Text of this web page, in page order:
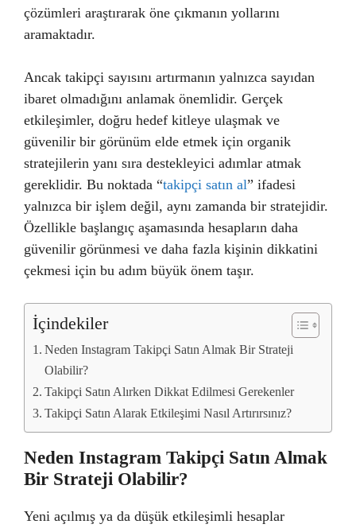
çözümleri araştırarak öne çıkmanın yollarını
aramaktadır.
Ancak takipçi sayısını artırmanın yalnızca sayıdan
ibaret olmadığını anlamak önemlidir. Gerçek
etkileşimler, doğru hedef kitleye ulaşmak ve
güvenilir bir görünüm elde etmek için organik
stratejilerin yanı sıra destekleyici adımlar atmak
gereklidir. Bu noktada “takipçi satın al” ifadesi
yalnızca bir işlem değil, aynı zamanda bir stratejidir.
Özellikle başlangıç aşamasında hesapların daha
güvenilir görünmesi ve daha fazla kişinin dikkatini
çekmesi için bu adım büyük önem taşır.
İçindekiler
Neden Instagram Takipçi Satın Almak Bir Strateji
Olabilir?
Takipçi Satın Alırken Dikkat Edilmesi Gerekenler
Takipçi Satın Alarak Etkileşimi Nasıl Artırırsınız?
Neden Instagram Takipçi Satın Almak
Bir Strateji Olabilir?
Yeni açılmış ya da düşük etkileşimli hesaplar